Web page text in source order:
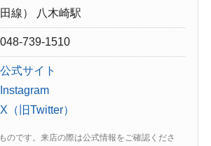
田線） 八木崎駅
048-739-1510
公式サイト
Instagram
X（旧Twitter）
のです。来店の際は公式情報をご確認くださ